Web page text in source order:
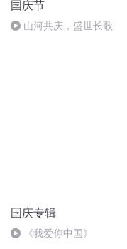
国庆节
山河共庆，盛世长歌
国庆专辑
《我爱你中国》